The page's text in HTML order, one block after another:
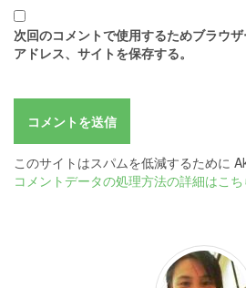
次回のコメントで使用するためブラウ
アドレス、サイトを保存する。
このサイトはスパムを低減するために
コメントデータの処理方法の詳細はこ